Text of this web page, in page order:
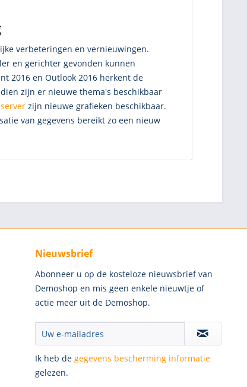
verbeteringen en vernieuwingen.
en gerichter gevonden kunnen
2016 en Outlook 2016 herkent de
zijn er nieuwe thema's beschikbaar
server zijn nieuwe grafieken beschikbaar.
van gegevens bereikt zo een nieuw
Nieuwsbrief
Abonneer u op de kosteloze nieuwsbrief van
Demoshop en mis geen enkele nieuwtje of
actie meer uit de Demoshop.
Ik heb de gegevens bescherming informatie
gelezen.